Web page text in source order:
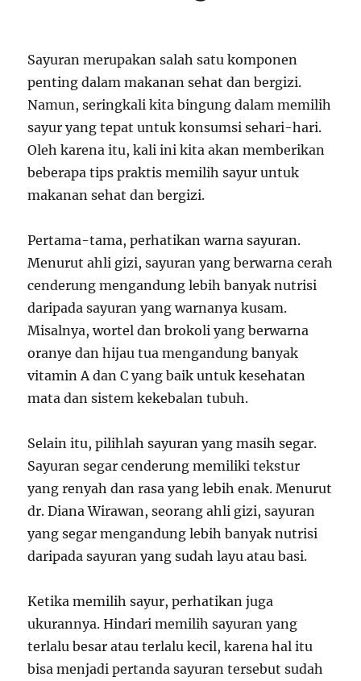
Sayuran merupakan salah satu komponen
penting dalam makanan sehat dan bergizi.
Namun, seringkali kita bingung dalam memilih
sayur yang tepat untuk konsumsi sehari-hari.
Oleh karena itu, kali ini kita akan memberikan
beberapa tips praktis memilih sayur untuk
makanan sehat dan bergizi.
Pertama-tama, perhatikan warna sayuran.
Menurut ahli gizi, sayuran yang berwarna cerah
cenderung mengandung lebih banyak nutrisi
daripada sayuran yang warnanya kusam.
Misalnya, wortel dan brokoli yang berwarna
oranye dan hijau tua mengandung banyak
vitamin A dan C yang baik untuk kesehatan
mata dan sistem kekebalan tubuh.
Selain itu, pilihlah sayuran yang masih segar.
Sayuran segar cenderung memiliki tekstur
yang renyah dan rasa yang lebih enak. Menurut
dr. Diana Wirawan, seorang ahli gizi, sayuran
yang segar mengandung lebih banyak nutrisi
daripada sayuran yang sudah layu atau basi.
Ketika memilih sayur, perhatikan juga
ukurannya. Hindari memilih sayuran yang
terlalu besar atau terlalu kecil, karena hal itu
bisa menjadi pertanda sayuran tersebut sudah